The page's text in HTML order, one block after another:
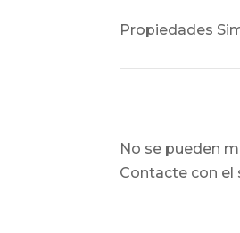
Propiedades
No se pueden
Contacte con el